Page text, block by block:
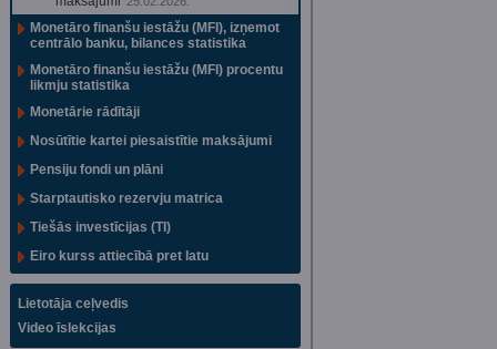
Monetāro finanšu iestāžu (MFI), izņemot
centrālo banku, bilances statistika
Monetāro finanšu iestāžu (MFI) procentu
likmju statistika
Monetārie rādītāji
Nosūtītie kartei piesaistītie maksājumi
Pensiju fondi un plāni
Starptautisko rezervju matrica
Tiešās investīcijas (TI)
Eiro kurss attiecībā pret latu
Lietotāja ceļvedis
Video īslekcijas